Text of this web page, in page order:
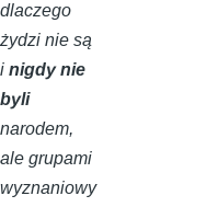
dlaczego
żydzi nie są
i nigdy nie
byli
narodem,
ale grupami
wyznaniowy